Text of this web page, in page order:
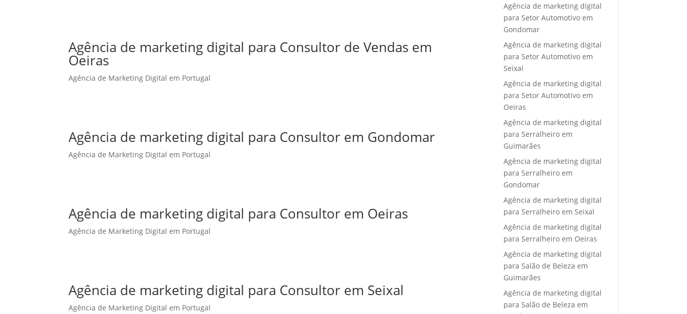
Agência de marketing digital para Consultor de Vendas em
Oeiras
Agência de Marketing Digital em Portugal
Agência de marketing digital para Consultor em Gondomar
Agência de Marketing Digital em Portugal
Agência de marketing digital para Consultor em Oeiras
Agência de Marketing Digital em Portugal
Agência de marketing digital para Consultor em Seixal
Agência de Marketing Digital em Portugal
Agência de marketing digital
para Setor Automotivo em
Gondomar
Agência de marketing digital
para Setor Automotivo em
Seixal
Agência de marketing digital
para Setor Automotivo em
Oeiras
Agência de marketing digital
para Serralheiro em
Guimarães
Agência de marketing digital
para Serralheiro em
Gondomar
Agência de marketing digital
para Serralheiro em Seixal
Agência de marketing digital
para Serralheiro em Oeiras
Agência de marketing digital
para Salão de Beleza em
Guimarães
Agência de marketing digital
para Salão de Beleza em